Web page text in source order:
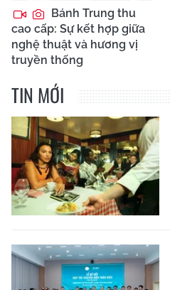
Bánh Trung thu
cao cấp: Sự kết hợp giữa
nghệ thuật và hương vị
truyền thống
TIN MỚI